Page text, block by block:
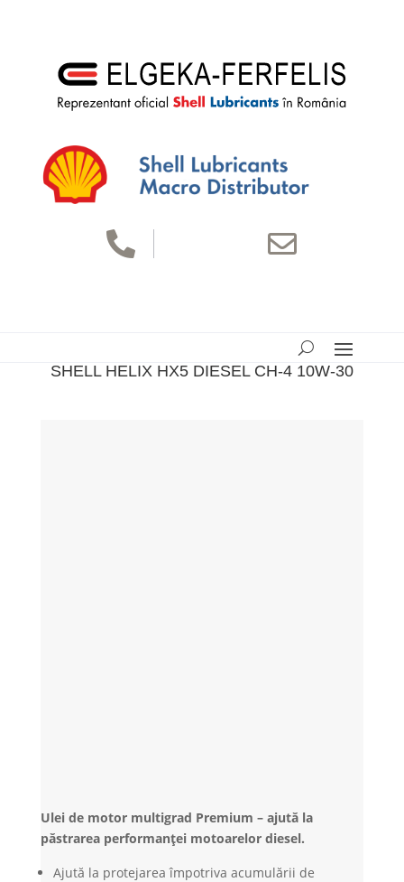
 
SHELL HELIX HX5 DIESEL CH-4 10W-30
Ulei de motor multigrad Premium – ajută la
păstrarea performanței motoarelor diesel.
Ajută la protejarea împotriva acumulării de